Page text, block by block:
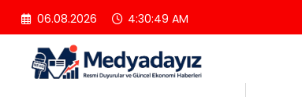
İçeriğe
atla
06.08.2026 4:30:50 AM